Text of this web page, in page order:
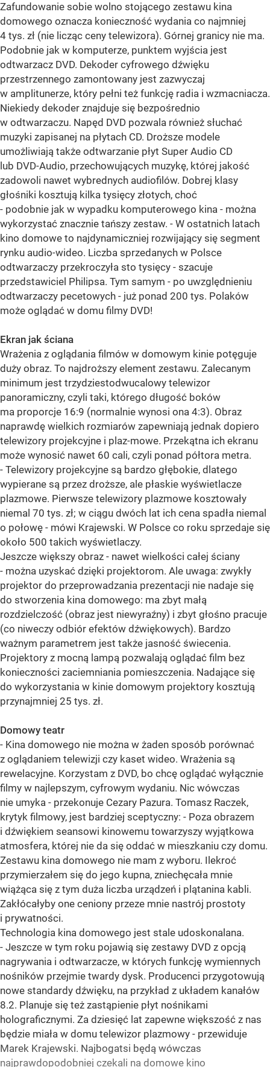
Zafundowanie sobie wolno stojącego zestawu kina
domowego oznacza konieczność wydania co najmniej
4 tys. zł (nie licząc ceny telewizora). Górnej granicy nie ma.
Podobnie jak w komputerze, punktem wyjścia jest
odtwarzacz DVD. Dekoder cyfrowego dźwięku
przestrzennego zamontowany jest zazwyczaj
w amplitunerze, który pełni też funkcję radia i wzmacniacza.
Niekiedy dekoder znajduje się bezpośrednio
w odtwarzaczu. Napęd DVD pozwala również słuchać
muzyki zapisanej na płytach CD. Droższe modele
umożliwiają także odtwarzanie płyt Super Audio CD
lub DVD-Audio, przechowujących muzykę, której jakość
zadowoli nawet wybrednych audiofilów. Dobrej klasy
głośniki kosztują kilka tysięcy złotych, choć
- podobnie jak w wypadku komputerowego kina - można
wykorzystać znacznie tańszy zestaw. - W ostatnich latach
kino domowe to najdynamiczniej rozwijający się segment
rynku audio-wideo. Liczba sprzedanych w Polsce
odtwarzaczy przekroczyła sto tysięcy - szacuje
przedstawiciel Philipsa. Tym samym - po uwzględnieniu
odtwarzaczy pecetowych - już ponad 200 tys. Polaków
może oglądać w domu filmy DVD!
Ekran jak ściana
Wrażenia z oglądania filmów w domowym kinie potęguje
duży obraz. To najdroższy element zestawu. Zalecanym
minimum jest trzydziestodwucalowy telewizor
panoramiczny, czyli taki, którego długość boków
ma proporcje 16:9 (normalnie wynosi ona 4:3). Obraz
naprawdę wielkich rozmiarów zapewniają jednak dopiero
telewizory projekcyjne i plaz-mowe. Przekątna ich ekranu
może wynosić nawet 60 cali, czyli ponad półtora metra.
- Telewizory projekcyjne są bardzo głębokie, dlatego
wypierane są przez droższe, ale płaskie wyświetlacze
plazmowe. Pierwsze telewizory plazmowe kosztowały
niemal 70 tys. zł; w ciągu dwóch lat ich cena spadła niemal
o połowę - mówi Krajewski. W Polsce co roku sprzedaje się
około 500 takich wyświetlaczy.
Jeszcze większy obraz - nawet wielkości całej ściany
- można uzyskać dzięki projektorom. Ale uwaga: zwykły
projektor do przeprowadzania prezentacji nie nadaje się
do stworzenia kina domowego: ma zbyt małą
rozdzielczość (obraz jest niewyraźny) i zbyt głośno pracuje
(co niweczy odbiór efektów dźwiękowych). Bardzo
ważnym parametrem jest także jasność świecenia.
Projektory z mocną lampą pozwalają oglądać film bez
konieczności zaciemniania pomieszczenia. Nadające się
do wykorzystania w kinie domowym projektory kosztują
przynajmniej 25 tys. zł.
Domowy teatr
- Kina domowego nie można w żaden sposób porównać
z oglądaniem telewizji czy kaset wideo. Wrażenia są
rewelacyjne. Korzystam z DVD, bo chcę oglądać wyłącznie
filmy w najlepszym, cyfrowym wydaniu. Nic wówczas
nie umyka - przekonuje Cezary Pazura. Tomasz Raczek,
krytyk filmowy, jest bardziej sceptyczny: - Poza obrazem
i dźwiękiem seansowi kinowemu towarzyszy wyjątkowa
atmosfera, której nie da się oddać w mieszkaniu czy domu.
Zestawu kina domowego nie mam z wyboru. Ilekroć
przymierzałem się do jego kupna, zniechęcała mnie
wiążąca się z tym duża liczba urządzeń i plątanina kabli.
Zakłócałyby one ceniony przeze mnie nastrój prostoty
i prywatności.
Technologia kina domowego jest stale udoskonalana.
- Jeszcze w tym roku pojawią się zestawy DVD z opcją
nagrywania i odtwarzacze, w których funkcję wymiennych
nośników przejmie twardy dysk. Producenci przygotowują
nowe standardy dźwięku, na przykład z układem kanałów
8.2. Planuje się też zastąpienie płyt nośnikami
holograficznymi. Za dziesięć lat zapewne większość z nas
będzie miała w domu telewizor plazmowy - przewiduje
Marek Krajewski. Najbogatsi będą wówczas
najprawdopodobniej czekali na domowe kino